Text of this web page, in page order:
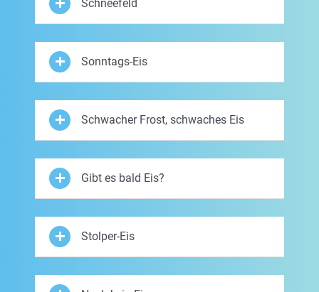
Schneefeld
Sonntags-Eis
Schwacher Frost, schwaches Eis
Gibt es bald Eis?
Stolper-Eis